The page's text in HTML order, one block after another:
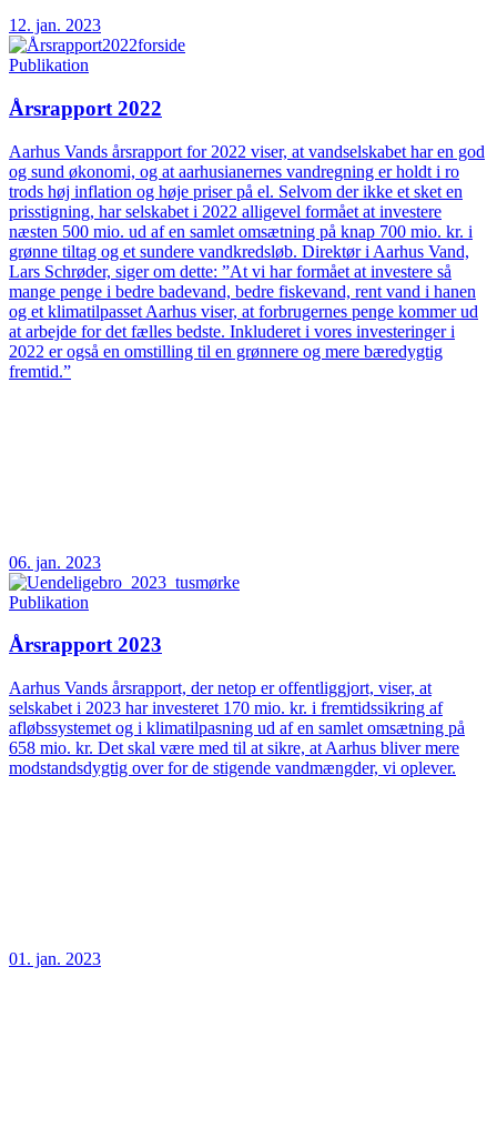
12. jan. 2023
Publikation
Årsrapport 2022
Aarhus Vands årsrapport for 2022 viser, at vandselskabet har en god
og sund økonomi, og at aarhusianernes vandregning er holdt i ro
trods høj inflation og høje priser på el. Selvom der ikke et sket en
prisstigning, har selskabet i 2022 alligevel formået at investere
næsten 500 mio. ud af en samlet omsætning på knap 700 mio. kr. i
grønne tiltag og et sundere vandkredsløb. Direktør i Aarhus Vand,
Lars Schrøder, siger om dette: ”At vi har formået at investere så
mange penge i bedre badevand, bedre fiskevand, rent vand i hanen
og et klimatilpasset Aarhus viser, at forbrugernes penge kommer ud
at arbejde for det fælles bedste. Inkluderet i vores investeringer i
2022 er også en omstilling til en grønnere og mere bæredygtig
fremtid.”
06. jan. 2023
Publikation
Årsrapport 2023
Aarhus Vands årsrapport, der netop er offentliggjort, viser, at
selskabet i 2023 har investeret 170 mio. kr. i fremtidssikring af
afløbssystemet og i klimatilpasning ud af en samlet omsætning på
658 mio. kr. Det skal være med til at sikre, at Aarhus bliver mere
modstandsdygtig over for de stigende vandmængder, vi oplever.
01. jan. 2023